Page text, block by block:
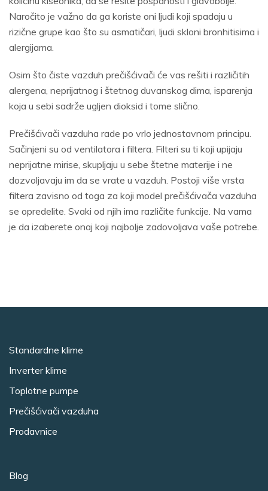
Naročito je važno da ga koriste oni ljudi koji spadaju u
rizične grupe kao što su asmatičari, ljudi skloni bronhitisima i
alergijama.
Osim što čiste vazduh prečišćivači će vas rešiti i različitih
alergena, neprijatnog i štetnog duvanskog dima, isparenja
koja u sebi sadrže ugljen dioksid i tome slično.
Prečišćivači vazduha rade po vrlo jednostavnom principu.
Sačinjeni su od ventilatora i filtera. Filteri su ti koji upijaju
neprijatne mirise, skupljaju u sebe štetne materije i ne
dozvoljavaju im da se vrate u vazduh. Postoji više vrsta
filtera zavisno od toga za koji model prečišćivača vazduha
se opredelite. Svaki od njih ima različite funkcije. Na vama
je da izaberete onaj koji najbolje zadovoljava vaše potrebe.
Standardne klime
Inverter klime
Toplotne pumpe
Prečišćivači vazduha
Prodavnice
Blog